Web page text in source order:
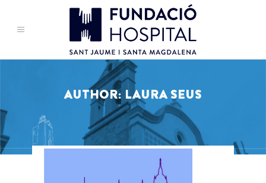
AUTHOR: LAURA SEUS